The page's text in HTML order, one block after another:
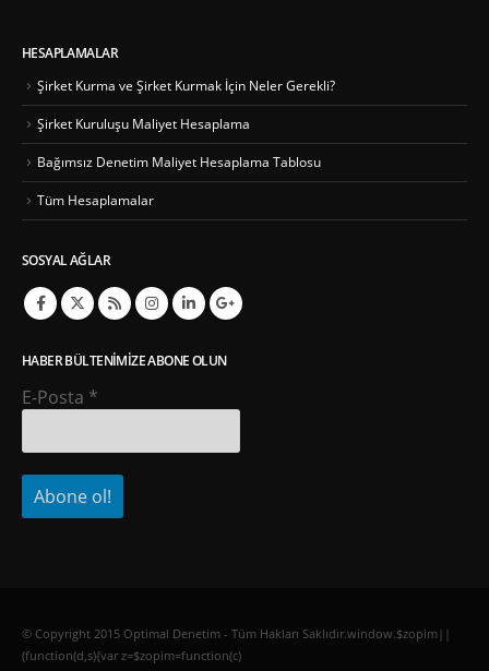
HESAPLAMALAR
Şirket Kurma ve Şirket Kurmak İçin Neler Gerekli?
Şirket Kuruluşu Maliyet Hesaplama
Bağımsız Denetim Maliyet Hesaplama Tablosu
Tüm Hesaplamalar
SOSYAL AĞLAR
HABER BÜLTENIMIZE ABONE OLUN
E-Posta *
© Copyright 2015 Optimal Denetim - Tüm Hakları Saklıdır.window.$zopim||
(function(d,s){var z=$zopim=function(c)